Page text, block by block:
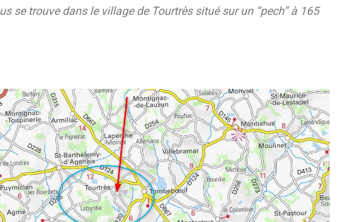
se trouve dans le village de Tourtrès situé sur un “pech” à 165